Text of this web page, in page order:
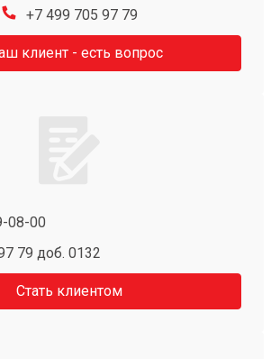
+7 499 705 97 79
клиент - есть вопрос
08-00
79 доб. 0132
Стать клиентом